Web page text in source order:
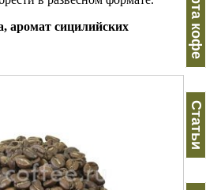
аромат сицилийских
Сорта кофе
Статьи